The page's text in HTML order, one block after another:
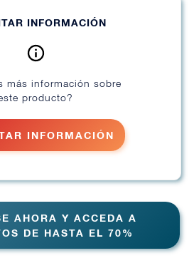
INFORMACIÓN
más información sobre
producto?
INFORMACIÓN
AHORA Y ACCEDA A
DE HASTA EL 70%